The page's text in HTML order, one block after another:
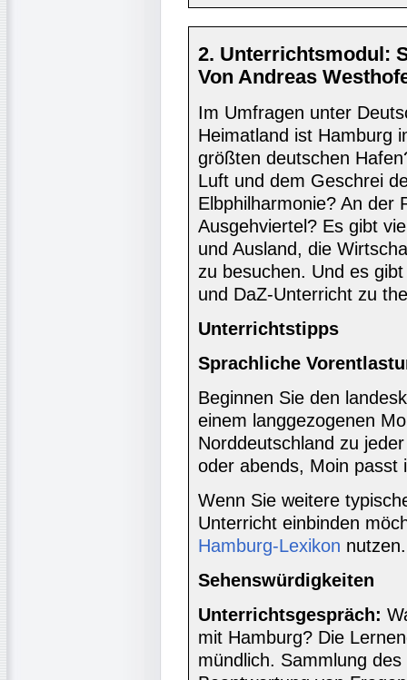
2. Unterrichtsmodul:
Von Andreas
Im Umfragen unter
Heimatland ist Hamburg
größten deutschen
Luft und dem Geschrei
Elbphilharmonie? An der
Ausgehviertel? Es gibt
und Ausland, die
zu besuchen. Und es
und DaZ-Unterricht zu
Unterrichtstipps
Sprachliche
Beginnen Sie den
einem langgezogenen
Norddeutschland zu
oder abends, Moin passt
Wenn Sie weitere
Unterricht einbinden
Hamburg-Lexikon nutzen.
Sehenswürdigkeiten
Unterrichtsgespräch:
mit Hamburg? Die
mündlich. Sammlung